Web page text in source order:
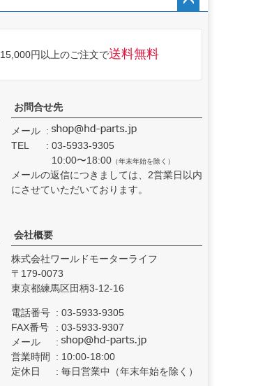
15,000円以上のご注文で送料無料
お問合せ先
メール
TEL
03-5933-9305
10:00〜18:00 （年末年始を除く）
メールの返信につきましては、2営業日以内
にさせていただいております。
会社概要
株式会社ワールドモーターライフ
179-0073
東京都練馬区田柄3-12-16
電話番号
03-5933-9305
FAX番号
03-5933-9307
メール
営業時間
10:00-18:00
定休日
毎日営業中（年末年始を除く）